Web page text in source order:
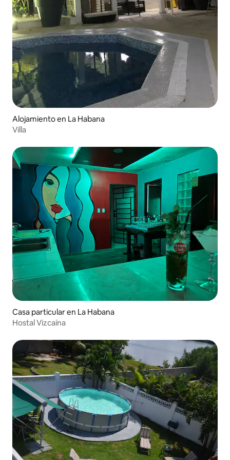
Alojamiento en La Habana
Villa
Casa particular en La Habana
Hostal Vizcaína